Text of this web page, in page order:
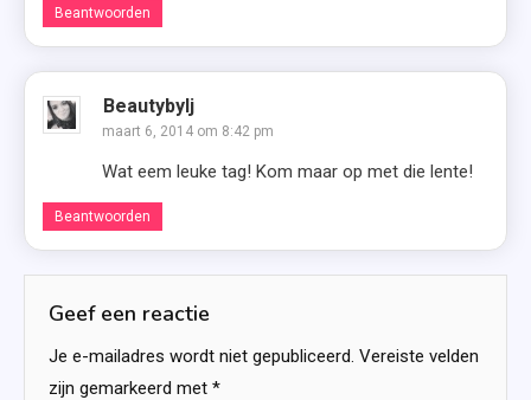
Beantwoorden
Beautybylj
maart 6, 2014 om 8:42 pm
Wat eem leuke tag! Kom maar op met die lente!
Beantwoorden
Geef een reactie
Je e-mailadres wordt niet gepubliceerd. Vereiste velden
zijn gemarkeerd met *